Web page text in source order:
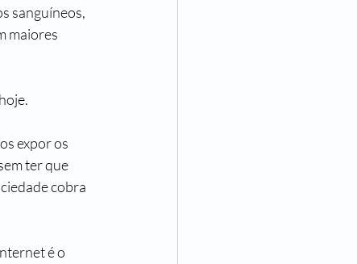
sanguíneos,
maiores
expor os
ter que
cobra
é o